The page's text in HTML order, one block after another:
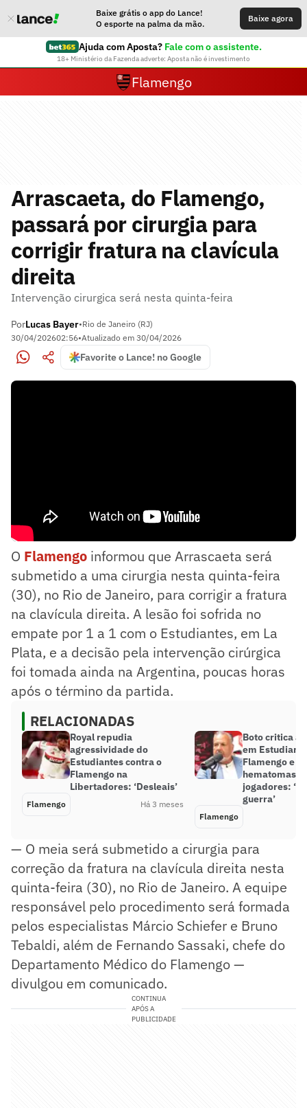
Baixe grátis o app do Lance!
O esporte na palma da mão.
Baixe agora
Ajuda com Aposta? Fale com o assistente.
18+ Ministério da Fazenda adverte: Aposta não é investimento
Flamengo
Arrascaeta, do Flamengo,
passará por cirurgia para
corrigir fratura na clavícula
direita
Intervenção cirurgica será nesta quinta-feira
PorLucas Bayer•Rio de Janeiro (RJ)
30/04/202602:56•Atualizado em 30/04/2026
Favorite o Lance! no Google
O Flamengo informou que Arrascaeta será
submetido a uma cirurgia nesta quinta-feira
(30), no Rio de Janeiro, para corrigir a fratura
na clavícula direita. A lesão foi sofrida no
empate por 1 a 1 com o Estudiantes, em La
Plata, e a decisão pela intervenção cirúrgica
foi tomada ainda na Argentina, poucas horas
após o término da partida.
RELACIONADAS
Royal repudia
agressividade do
Estudiantes contra o
Flamengo na
Libertadores: ‘Desleais’
Flamengo Há 3 meses
Boto critica
em
Flamengo e
hematomas
jogadores:
guerra’
Flamengo
— O meia será submetido a cirurgia para
correção da fratura na clavícula direita nesta
quinta-feira (30), no Rio de Janeiro. A equipe
responsável pelo procedimento será formada
pelos especialistas Márcio Schiefer e Bruno
Tebaldi, além de Fernando Sassaki, chefe do
Departamento Médico do Flamengo —
divulgou em comunicado.
CONTINUA
APÓS A
PUBLICIDADE